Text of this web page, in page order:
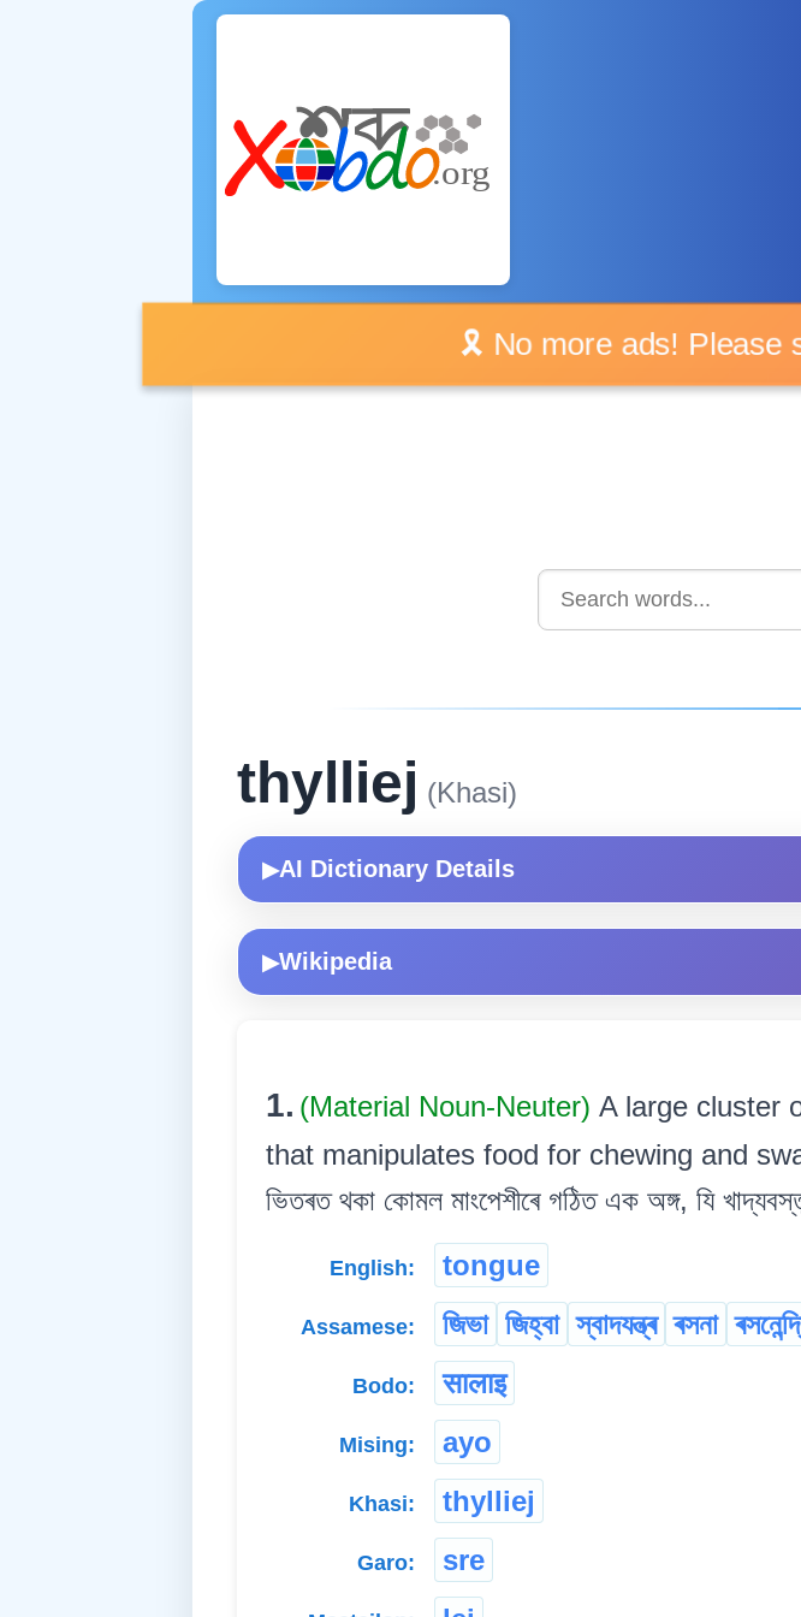
🎗️ No more ads! Please
thylliej (Khasi)
▶AI Dictionary Details
▶Wikipedia
1. (Material Noun-Neuter) A large cluster
that manipulates food for chewing and
ভিতৰত থকা কোমল মাংপেশীৰে গঠিত এক অঙ্গ, যি
English: tongue
Assamese: জিভা জিহ্বা স্বাদযন্ত্ৰ ৰসনা
Bodo: सालाइ
Mising: ayo
Khasi: thylliej
Garo: sre